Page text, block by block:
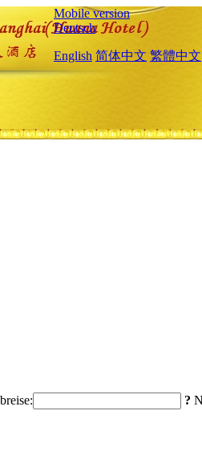
Mobile version
Deutsch
English 简体中文 繁體中文
?